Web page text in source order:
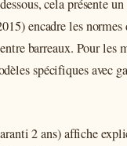
cela présente
encadre les normes
barreaux. Pour les
spécifiques avec
2 ans) affiche